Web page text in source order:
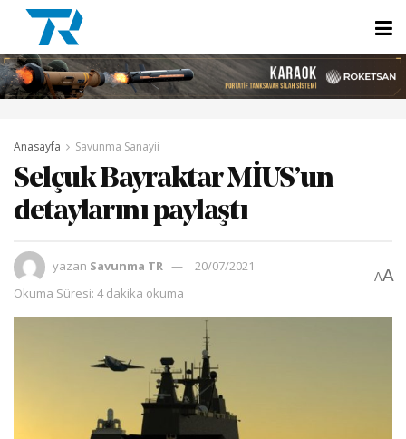
Anasayfa Savunma Sanayii
Selçuk Bayraktar MİUS’un
detaylarını paylaştı
yazan Savunma TR
20/07/2021
Okuma Süresi: 4 dakika okuma
AA